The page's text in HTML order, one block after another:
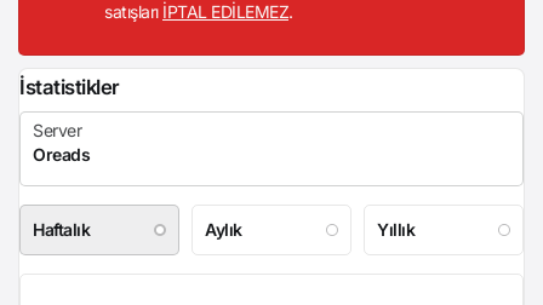
satışları İPTAL EDİLEMEZ.
İstatistikler
Haftalık Aylık Yıllık